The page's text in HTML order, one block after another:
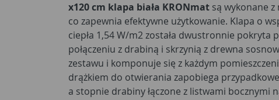
x120 cm klapa biała KRONmat są wykonane z
co zapewnia efektywne użytkowanie. Klapa o
ciepła 1,54 W/m2 została dwustronnie pokryta
połączeniu z drabiną i skrzynią z drewna
zestawu i komponuje się z każdym
drążkiem do otwierania zapobiega
a stopnie drabiny łączone z listwami bocznymi